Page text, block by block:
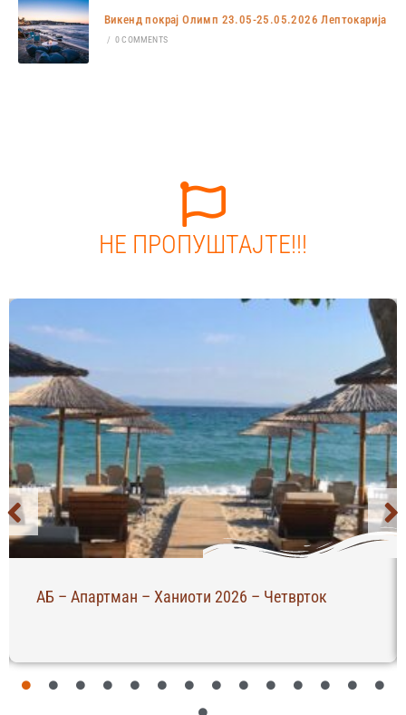
Викенд покрај Олимп 23.05-25.05.2026 Лептокарија
/ 0 COMMENTS
НЕ ПРОПУШТАЈТЕ!!!
АБ – Апартман – Ханиоти 2026 – Четврток